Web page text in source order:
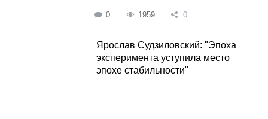
0 1959 0
Ярослав Судзиловский: "Эпоха
эксперимента уступила место
эпохе стабильности"